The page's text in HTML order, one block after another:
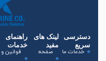
دسترسی
سریع
خدمات ما
لینک های
مفید
صفحه
راهنمای
خدمات
قوانین و